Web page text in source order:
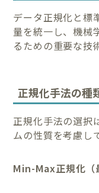
データ正規化と標
量を統一し、機械
るための重要な技
正規化手法の種
正規化手法の選択
ムの性質を考慮し
Min-Max正規化（